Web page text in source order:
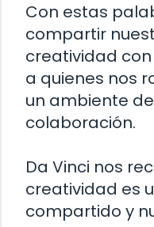
Con estas
compartir
creatividad
a quienes nos
un ambiente
colaboración.
Da Vinci nos
creatividad es
compartido y